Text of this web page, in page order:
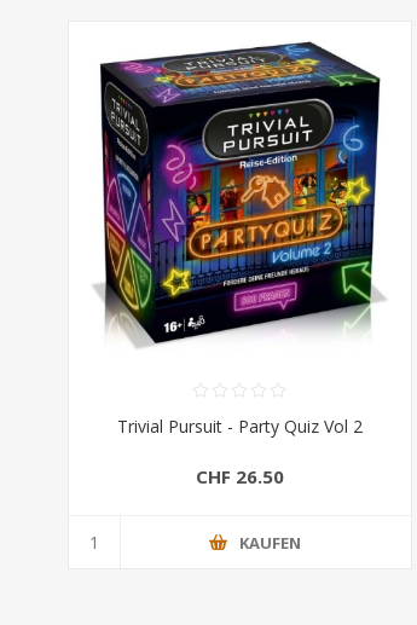
Trivial Pursuit - Party Quiz Vol 2
CHF 26.50
KAUFEN